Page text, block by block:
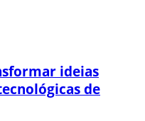
ideias
de